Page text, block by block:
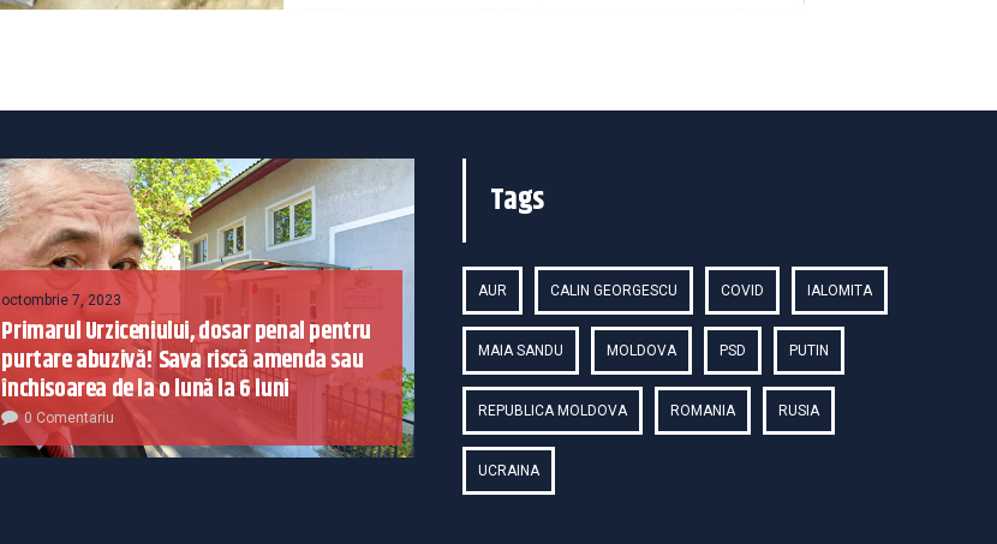
octombrie 7, 2023
Primarul Urziceniului, dosar penal pentru
purtare abuzivă! Sava riscă amenda sau
închisoarea de la o lună la 6 luni
0 Comentariu
Tags
AUR CALIN GEORGESCU COVID IALOMITA
MAIA SANDU MOLDOVA PSD PUTIN
REPUBLICA MOLDOVA ROMANIA RUSIA
UCRAINA